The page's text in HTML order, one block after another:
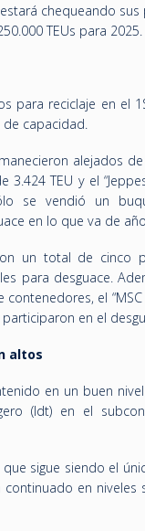
estará chequeando
TEUs para 2025.
para reciclaje en el
de capacidad.
alejados
3.424 TEU y el
se vendió un
en lo que va de
un total de cinco
para desguace.
el “MSC
participaron en el
altos
en un buen
(ldt) en el
sigue siendo el
en